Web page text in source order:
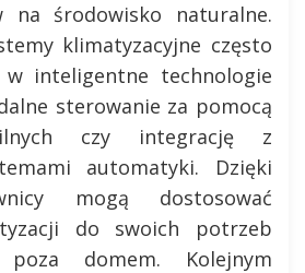
na środowisko naturalne.
klimatyzacyjne często
w inteligentne technologie
sterowanie za pomocą
czy integrację z
automatyki. Dzięki
mogą dostosować
do swoich potrzeb
domem. Kolejnym